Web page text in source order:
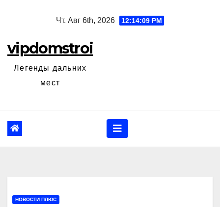
Чт. Авг 6th, 2026 12:14:10 PM
vipdomstroi
Легенды дальних
мест
НОВОСТИ ПЛЮС